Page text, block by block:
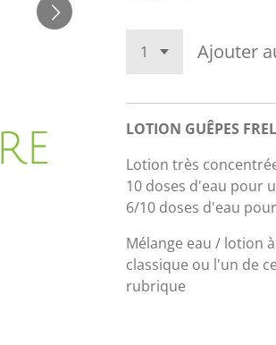
Ajouter
LOTION GUÊPES
Lotion très
10 doses d'eau pour
6/10 doses d'eau
Mélange eau / lotion
classique ou l'un de
rubrique